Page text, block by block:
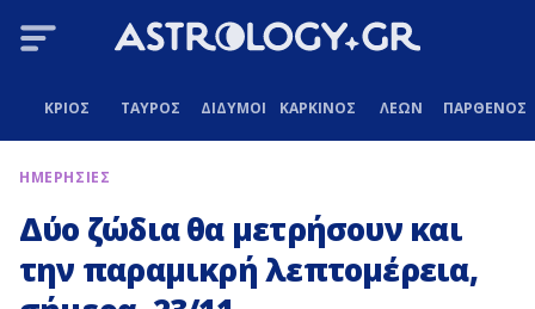
ΚΡΙΟΣ ΤΑΥΡΟΣ ΔΙΔΥΜΟΙ ΚΑΡΚΙΝΟΣ ΛΕΩΝ ΠΑΡΘΕΝΟΣ
ΗΜΕΡΗΣΙΕΣ
Δύο ζώδια θα μετρήσουν και
την παραμικρή λεπτομέρεια,